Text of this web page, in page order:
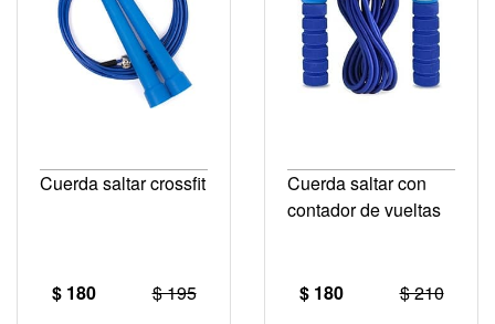
Cuerda saltar crossfit
$ 180 $ 195
Cuerda saltar con
contador de vueltas
$ 180 $ 210